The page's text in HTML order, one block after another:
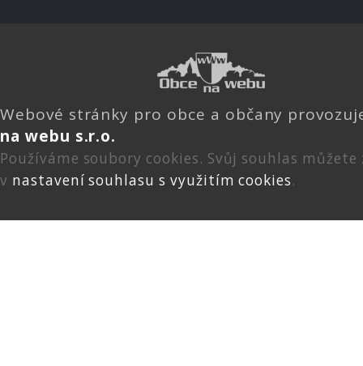
Webové stránky pro obce a občany
na webu s.r.o.
Používáme soubory cookies. Svůj souhlas
v nastavení souhlasu s využitím cookies.